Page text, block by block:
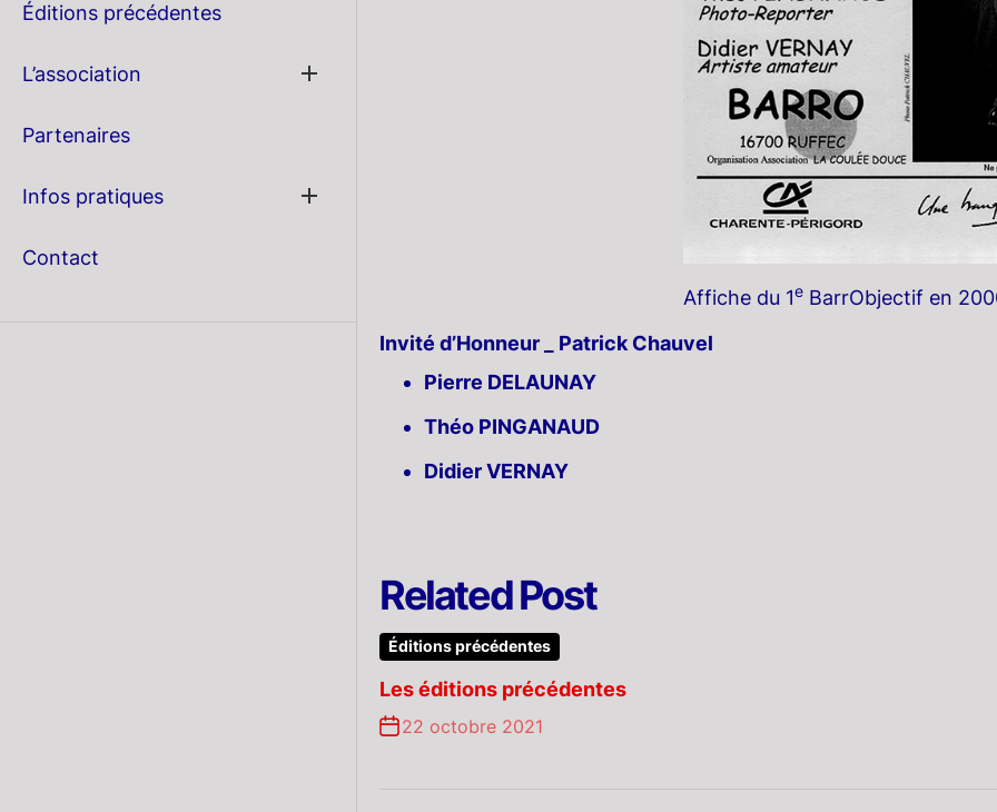
Éditions précédentes
L’association
Show
Partenaires
Infos pratiques
Show
Contact
Affiche du 1e BarrObjectif en
Invité d’Honneur _ Patrick Chauvel
Pierre DELAUNAY
Théo PINGANAUD
Didier VERNAY
Related Post
Éditions précédentes
Les éditions précédentes
22 octobre 2021